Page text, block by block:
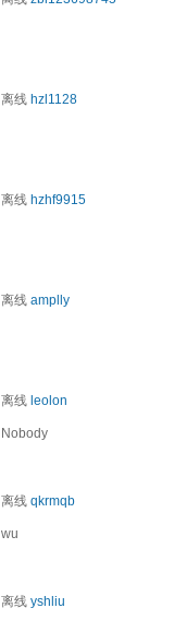
离线 hzl1128
离线 hzhf9915
离线 amplly
离线 leolon
Nobody
离线 qkrmqb
wu
离线 yshliu